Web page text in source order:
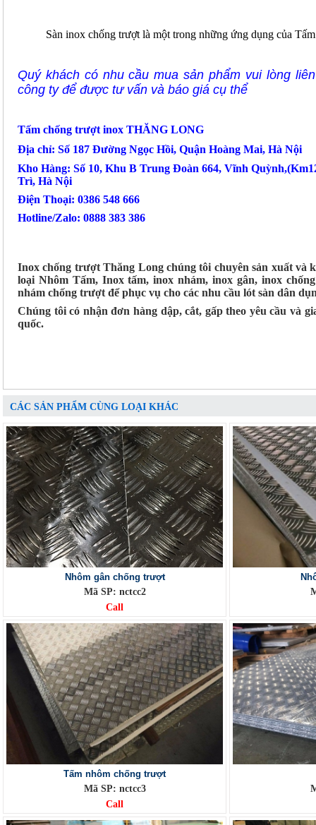
Sàn inox chống trượt là một trong những ứng dụng của
Quý khách có nhu cầu mua sản phẩm vui lòng
công ty để được tư vấn và báo giá cụ thể
Tấm chống trượt inox THĂNG LONG
Địa chỉ: Số 187 Đường Ngọc Hồi, Quận Hoàng Mai, Hà Nội
Kho Hàng: Số 10, Khu B Trung Đoàn 664, Vĩnh
Trì, Hà Nội
Điện Thoại: 0386 548 666
Hotline/Zalo: 0888 383 386
Inox chống trượt Thăng Long chúng tôi chuyên sản xuất và
loại Nhôm Tấm, Inox tấm, inox nhám, inox gân, inox
nhám chống trượt để phục vụ cho các nhu cầu lót sàn dân
Chúng tôi có nhận đơn hàng dập, cắt, gấp theo yêu cầu và
quốc.
CÁC SẢN PHẨM CÙNG LOẠI KHÁC
Nhôm gân chống trượt
Mã SP: nctcc2
Call
Tấm nhôm chống trượt
Mã SP: nctcc3
Call